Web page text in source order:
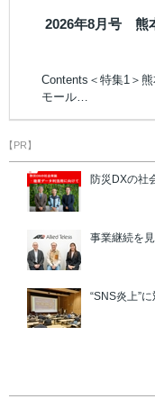
2026年8月号 熊
Contents＜特集1＞
モール…
【PR】
防災DXの社
事業継続を
“SNS炎上”